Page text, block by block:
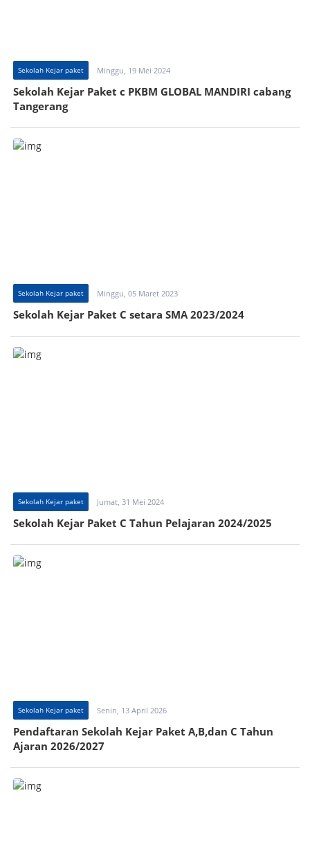
Sekolah Kejar paket Minggu, 19 Mei 2024
Sekolah Kejar Paket c PKBM GLOBAL MANDIRI cabang
Tangerang
Sekolah Kejar paket Minggu, 05 Maret 2023
Sekolah Kejar Paket C setara SMA 2023/2024
Sekolah Kejar paket Jumat, 31 Mei 2024
Sekolah Kejar Paket C Tahun Pelajaran 2024/2025
Sekolah Kejar paket Senin, 13 April 2026
Pendaftaran Sekolah Kejar Paket A,B,dan C Tahun
Ajaran 2026/2027